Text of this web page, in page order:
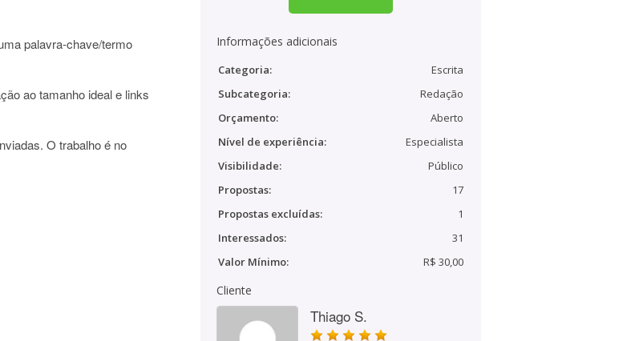
palavra-chave/termo
ao tamanho ideal e links
O trabalho é no
Informações adicionais
Categoria:
Escrita
Subcategoria:
Redação
Orçamento:
Aberto
Nível de experiência:
Especialista
Visibilidade:
Público
Propostas:
17
Propostas excluídas:
1
Interessados:
31
Valor Mínimo:
R$ 30,00
Cliente
Thiago S.